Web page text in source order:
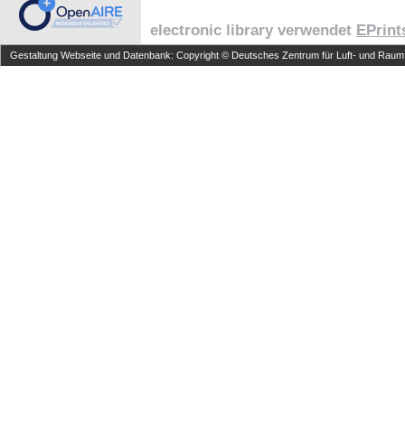
electronic library verwendet
Gestaltung Webseite und Datenbank: Copyright © Deutsches Zentrum für Luft- und